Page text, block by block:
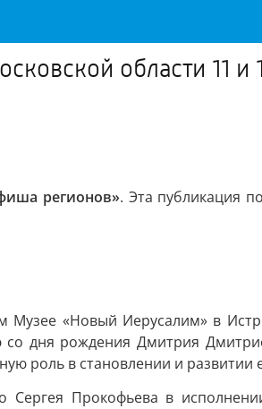
области 11 и
регионов». Эта публикация
Музее «Новый Иерусалим» в
со дня рождения Дмитрия
роль в становлении и развитии
Прокофьева в